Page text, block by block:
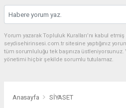
Yorum yazarak Topluluk Kuralları’nı kabul
seydisehirinsesi.com.tr sitesine yaptığınız
tüm sorumluluğu tek başınıza üstleniyorsunuz.
yönetimi hiçbir şekilde sorumlu tutulamaz.
Anasayfa SİYASET